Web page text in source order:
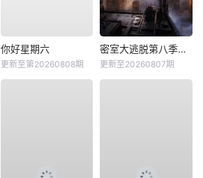
你好星期六
更新至第20260808期
密室大逃脱第八季大神版
更新至20260807期